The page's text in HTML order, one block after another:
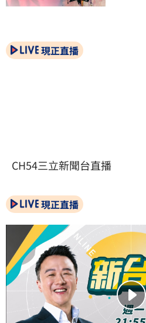
現正直播
CH54三立新聞台直播
現正直播